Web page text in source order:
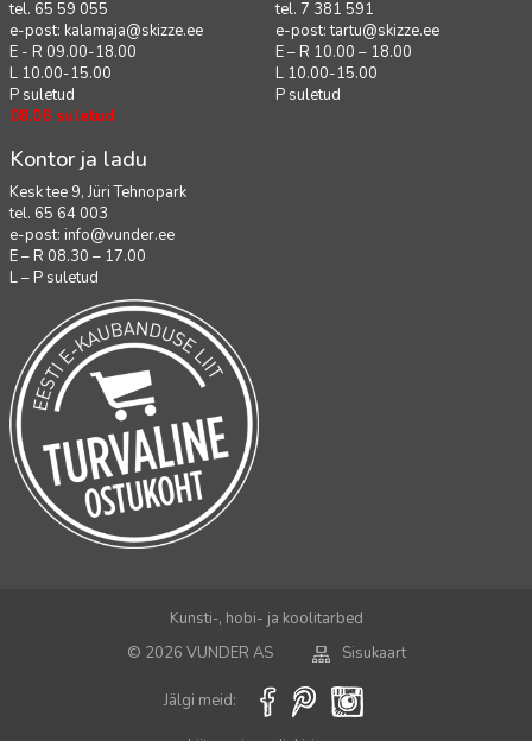
tel. 65 59 055
e-post: kalamaja@skizze.ee
E - R 09.00-18.00
L 10.00-15.00
P suletud
08.08 suletud
tel. 7 381 591
e-post:tartu@skizze.ee
E – R 10.00 – 18.00
L 10.00-15.00
P suletud
Kontor ja ladu
Kesk tee 9, Jüri Tehnopark
tel. 65 64 003
e-post: info@vunder.ee
E – R 08.30 – 17.00
L – P suletud
Kunsti-, hobi- ja koolitarbed
© 2026 VUNDER AS
Sisukaart
Jälgi meid: